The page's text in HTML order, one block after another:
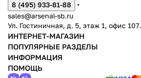
8 (495) 933-81-88
sales@arsenal-sb.ru
Ул. Гостиничная, д. 5, этаж 1, офис 107.
ИНТЕРНЕТ-МАГАЗИН
ПОПУЛЯРНЫЕ РАЗДЕЛЫ
ИНФОРМАЦИЯ
ПОМОЩЬ